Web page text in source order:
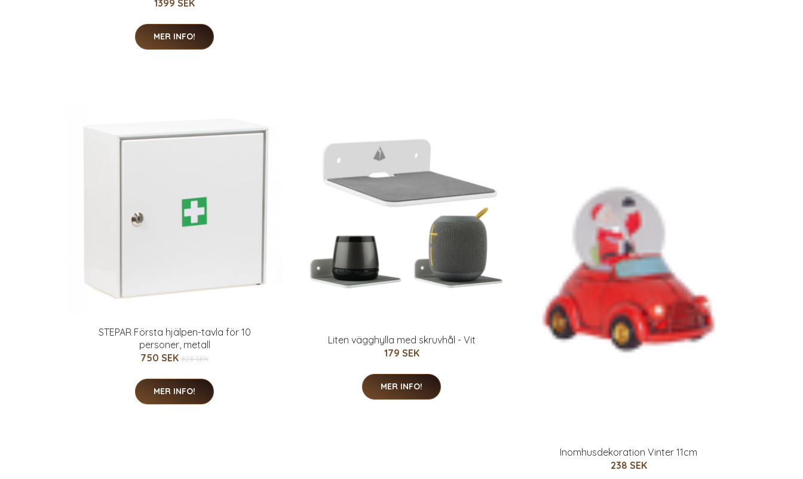
1399 SEK
MER INFO!
STEPAR Första hjälpen-tavla för 10
personer, metall
750 SEK 828 SEK
MER INFO!
Liten vägghylla med skruvhål - Vit
179 SEK
MER INFO!
Inomhusdekoration Vinter 11cm
238 SEK